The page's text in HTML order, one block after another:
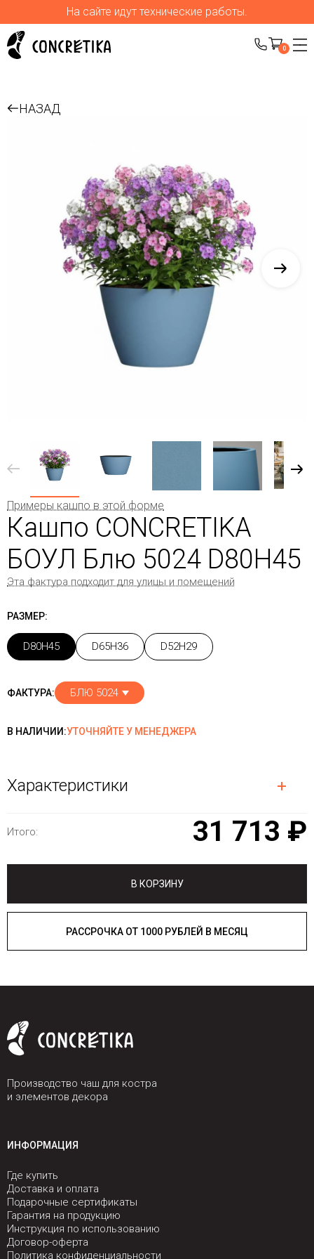
На сайте идут технические работы.
0
НАЗАД
Примеры кашпо в этой форме
Кашпо CONCRETIKA
БОУЛ Блю 5024 D80H45
Эта фактура подходит для улицы и помещений
РАЗМЕР:
D80H45 D65H36 D52H29
ФАКТУРА: БЛЮ 5024
В НАЛИЧИИ:УТОЧНЯЙТЕ У МЕНЕДЖЕРА
Характеристики
Итого: 31 713 ₽
В КОРЗИНУ
РАССРОЧКА ОТ 1000 РУБЛЕЙ В МЕСЯЦ
Производство чаш для костра
и элементов декора
ИНФОРМАЦИЯ
Где купить
Доставка и оплата
Подарочные сертификаты
Гарантия на продукцию
Инструкция по использованию
Договор-оферта
Политика конфиденциальности